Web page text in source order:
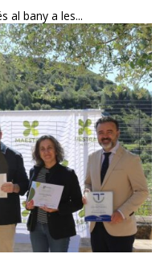
al bany a les...